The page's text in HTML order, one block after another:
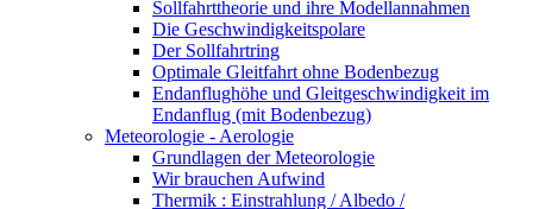
Sollfahrttheorie und ihre Modellannahmen
Die Geschwindigkeitspolare
Der Sollfahrtring
Optimale Gleitfahrt ohne Bodenbezug
Endanflughöhe und Gleitgeschwindigkeit im
Endanflug (mit Bodenbezug)
Meteorologie - Aerologie
Grundlagen der Meteorologie
Wir brauchen Aufwind
Thermik : Einstrahlung / Albedo /